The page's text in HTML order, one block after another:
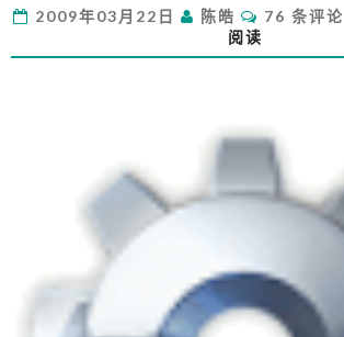
序
员
习
2009年03月22日 陈皓
评
论
76 条评论
阅读